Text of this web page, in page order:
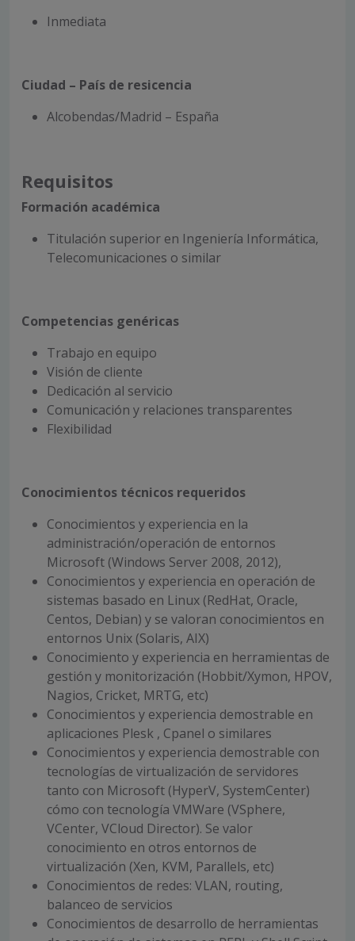
Inmediata
Ciudad – País de resicencia
Alcobendas/Madrid – España
Requisitos
Formación académica
Titulación superior en Ingeniería Informática,
Telecomunicaciones o similar
Competencias genéricas
Trabajo en equipo
Visión de cliente
Dedicación al servicio
Comunicación y relaciones transparentes
Flexibilidad
Conocimientos técnicos requeridos
Conocimientos y experiencia en la
administración/operación de entornos
Microsoft (Windows Server 2008, 2012),
Conocimientos y experiencia en operación de
sistemas basado en Linux (RedHat, Oracle,
Centos, Debian) y se valoran conocimientos en
entornos Unix (Solaris, AIX)
Conocimiento y experiencia en herramientas de
gestión y monitorización (Hobbit/Xymon, HPOV,
Nagios, Cricket, MRTG, etc)
Conocimientos y experiencia demostrable en
aplicaciones Plesk , Cpanel o similares
Conocimientos y experiencia demostrable con
tecnologías de virtualización de servidores
tanto con Microsoft (HyperV, SystemCenter)
cómo con tecnología VMWare (VSphere,
VCenter, VCloud Director). Se valor
conocimiento en otros entornos de
virtualización (Xen, KVM, Parallels, etc)
Conocimientos de redes: VLAN, routing,
balanceo de servicios
Conocimientos de desarrollo de herramientas